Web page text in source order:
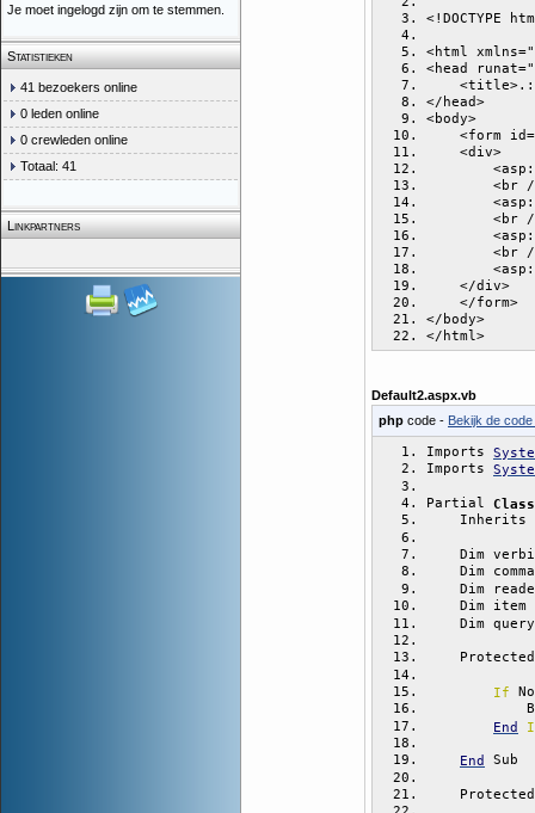
Je moet ingelogd zijn om te stemmen.
Statistieken
41 bezoekers online
0 leden online
0 crewleden online
Totaal: 41
Linkpartners
<!DOCTYPE
<html
<head
</head>
<body>
<form
    <div>
<br
<br
<br
    </div>
    </form>
</body>
</html>
Default2.aspx.vb
php code - Bekijk de
Imports
Imports
Partial Class
    Inherits
Dim
Dim
Dim
    Dim item
    Dim query
If
End
End Sub